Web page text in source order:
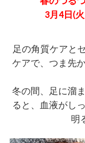
3月4日(
足の角質ケアと
ケアで、つま先
冬の間、足に溜
ると、
血液がし
明